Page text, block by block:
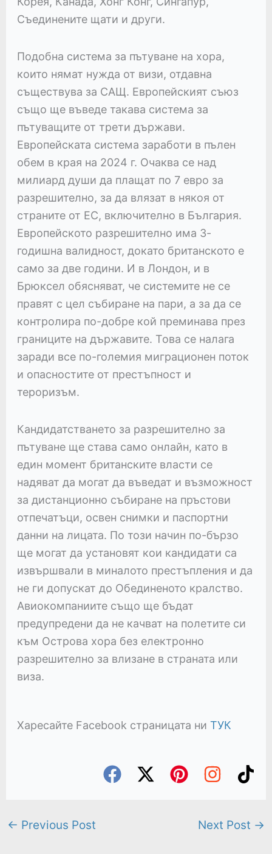
Съединените щати и други.
Подобна система за пътуване на хора,
които нямат нужда от визи, отдавна
съществува за САЩ. Европейският съюз
също ще въведе такава система за
пътуващите от трети държави.
Европейската система заработи в пълен
обем в края на 2024 г. Очаква се над
милиард души да плащат по 7 евро за
разрешително, за да влязат в някоя от
страните от ЕС, включително в България.
Европейското разрешително има 3-
годишна валидност, докато британското е
само за две години. И в Лондон, и в
Брюксел обясняват, че системите не се
правят с цел събиране на пари, а за да се
контролира по-добре кой преминава през
границите на държавите. Това се налага
заради все по-големия миграционен поток
и опасностите от престъпност и
тероризъм.
Кандидатстването за разрешително за
пътуване ще става само онлайн, като в
един момент британските власти се
надяват да могат да въведат и възможност
за дистанционно събиране на пръстови
отпечатъци, освен снимки и паспортни
данни на лицата. По този начин по-бързо
ще могат да установят кои кандидати са
извършвали в миналото престъпления и да
не ги допускат до Обединеното кралство.
Авиокомпаниите също ще бъдат
предупредени да не качват на полетите си
към Острова хора без електронно
разрешително за влизане в страната или
виза.
Харесайте Facebook страницата ни ТУК
← Previous Post Next Post →